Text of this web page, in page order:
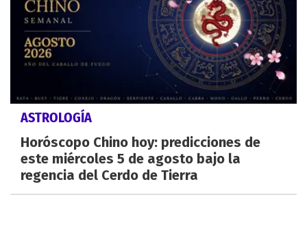
ASTROLOGÍA
Horóscopo Chino hoy: predicciones de
este miércoles 5 de agosto bajo la
regencia del Cerdo de Tierra